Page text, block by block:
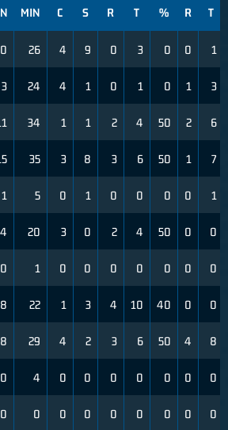
MIN C S R T % R T
26 4 9 0 3 0 0 1
3 24 4 1 0 1 0 1 3
34 1 1 2 4 50 2 6
35 3 8 3 6 50 1 7
1 5 0 1 0 0 0 0 1
4 20 3 0 2 4 50 0 0
0 1 0 0 0 0 0 0 0
8 22 1 3 4 10 40 0 0
29 4 2 3 6 50 4 8
0 4 0 0 0 0 0 0 0
0 0 0 0 0 0 0 0 0